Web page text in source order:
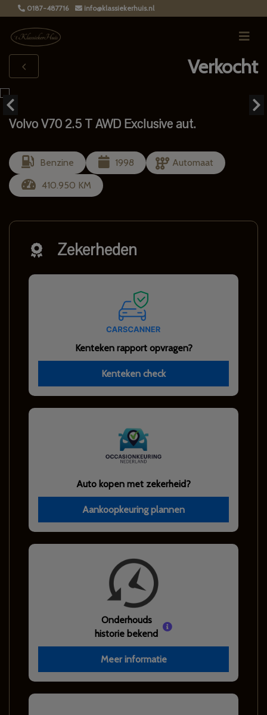
0187-487716 info@klassiekerhuis.nl
Verkocht
Volvo V70 2.5 T AWD Exclusive aut.
Benzine 1998
Automaat
410.950 KM
Zekerheden
Kenteken rapport opvragen?
Kenteken check
Auto kopen met zekerheid?
Aankoopkeuring plannen
Onderhouds
historie bekend
Meer informatie